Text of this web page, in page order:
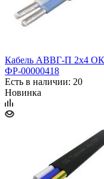
Кабель АВВГ-П 2х4 ОК
ФР-00000418
Есть в наличии: 20
Новинка